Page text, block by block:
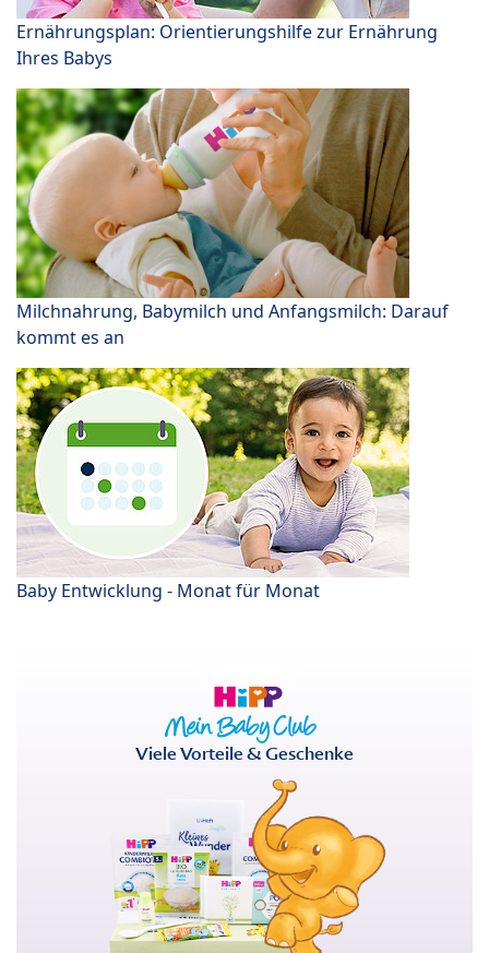
Ernährungsplan: Orientierungshilfe zur Ernährung
Ihres Babys
Milchnahrung, Babymilch und Anfangsmilch: Darauf
kommt es an
Baby Entwicklung - Monat für Monat
Viele Vorteile & Geschenke